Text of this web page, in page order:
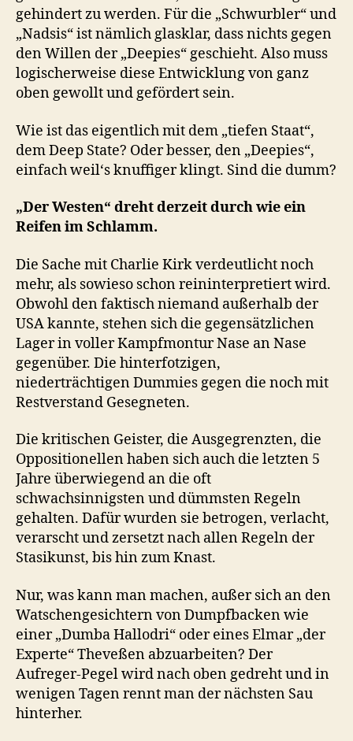
gehindert zu werden. Für die „Schwurbler“ und
„Nadsis“ ist nämlich glasklar, dass nichts gegen
den Willen der „Deepies“ geschieht. Also muss
logischerweise diese Entwicklung von ganz
oben gewollt und gefördert sein.
Wie ist das eigentlich mit dem „tiefen Staat“,
dem Deep State? Oder besser, den „Deepies“,
einfach weil‘s knuffiger klingt. Sind die dumm?
„Der Westen“ dreht derzeit durch wie ein
Reifen im Schlamm.
Die Sache mit Charlie Kirk verdeutlicht noch
mehr, als sowieso schon reininterpretiert wird.
Obwohl den faktisch niemand außerhalb der
USA kannte, stehen sich die gegensätzlichen
Lager in voller Kampfmontur Nase an Nase
gegenüber. Die hinterfotzigen,
niederträchtigen Dummies gegen die noch mit
Restverstand Gesegneten.
Die kritischen Geister, die Ausgegrenzten, die
Oppositionellen haben sich auch die letzten 5
Jahre überwiegend an die oft
schwachsinnigsten und dümmsten Regeln
gehalten. Dafür wurden sie betrogen, verlacht,
verarscht und zersetzt nach allen Regeln der
Stasikunst, bis hin zum Knast.
Nur, was kann man machen, außer sich an den
Watschengesichtern von Dumpfbacken wie
einer „Dumba Hallodri“ oder eines Elmar „der
Experte“ Theveßen abzuarbeiten? Der
Aufreger-Pegel wird nach oben gedreht und in
wenigen Tagen rennt man der nächsten Sau
hinterher.